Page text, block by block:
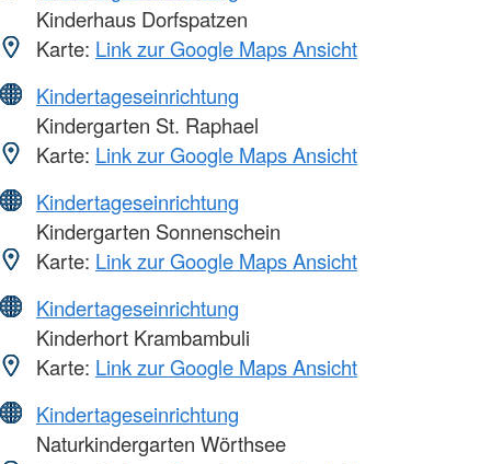
Kinderhaus Dorfspatzen
Karte: Link zur Google Maps Ansicht
Kindertageseinrichtung
Kindergarten St. Raphael
Karte: Link zur Google Maps Ansicht
Kindertageseinrichtung
Kindergarten Sonnenschein
Karte: Link zur Google Maps Ansicht
Kindertageseinrichtung
Kinderhort Krambambuli
Karte: Link zur Google Maps Ansicht
Kindertageseinrichtung
Naturkindergarten Wörthsee